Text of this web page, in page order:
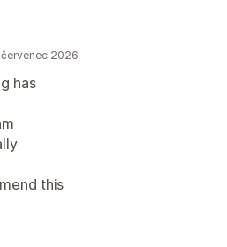
červenec 2026
has
this